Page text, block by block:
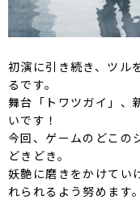
初演に引き続き、ツル
るです。
舞台「トワツガイ」、
いです！
今回、ゲームのどこの
どきどき。
妖艶に磨きをかけてい
れられるよう努めます